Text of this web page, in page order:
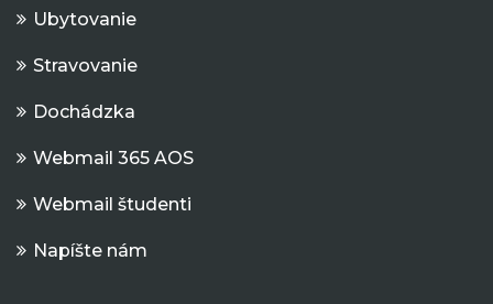
Ubytovanie
Stravovanie
Dochádzka
Webmail 365 AOS
Webmail študenti
Napíšte nám